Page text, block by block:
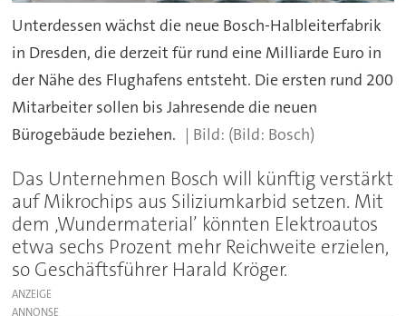
Unterdessen wächst die neue Bosch-Halbleiterfabrik
in Dresden, die derzeit für rund eine Milliarde Euro in
der Nähe des Flughafens entsteht. Die ersten rund 200
Mitarbeiter sollen bis Jahresende die neuen
Bürogebäude beziehen.
(Bild: Bosch)
Das Unternehmen Bosch will künftig verstärkt
auf Mikrochips aus Siliziumkarbid setzen. Mit
dem ‚Wundermaterial’ könnten Elektroautos
etwa sechs Prozent mehr Reichweite erzielen,
so Geschäftsführer Harald Kröger.
ANZEIGE